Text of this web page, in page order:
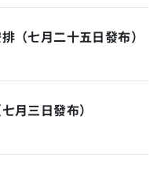
（七月二十五日發布）
月三日發布）